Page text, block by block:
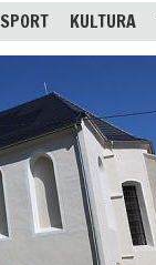
SPORT KULTURA